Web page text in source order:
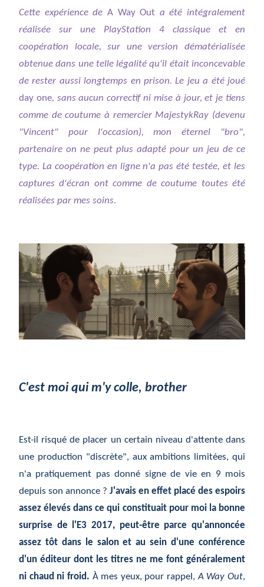
Cette expérience de A Way Out a été intégralement
réalisée sur une PlayStation 4 classique et en
coopération locale, sur une version dématérialisée
obtenue dans une telle légalité qu'il était inconcevable
de rester aussi longtemps en prison. Le jeu a été joué
day one, sans aucun correctif ni mise à jour, et je tiens
comme de coutume à remercier MajestykRay (devenu
"Vincent" pour l'occasion), mon éternel "bro",
partenaire on ne peut plus adapté pour un jeu de ce
type. La coopération en ligne n'a pas été testée, et les
captures d'écran ont comme de coutume toutes été
réalisées par mes soins.
C'est moi qui m'y colle, brother
Est-il risqué de placer un certain niveau d'attente dans
une production "discrète", aux ambitions limitées, qui
n'a pratiquement pas donné signe de vie en 9 mois
depuis son annonce ? J'avais en effet placé des espoirs
assez élevés dans ce qui constituait pour moi la bonne
surprise de l'E3 2017, peut-être parce qu'annoncée
assez tôt dans le salon et au sein d'une conférence
d'un éditeur dont les titres ne me font généralement
ni chaud ni froid. À mes yeux, pour rappel,A Way Out,